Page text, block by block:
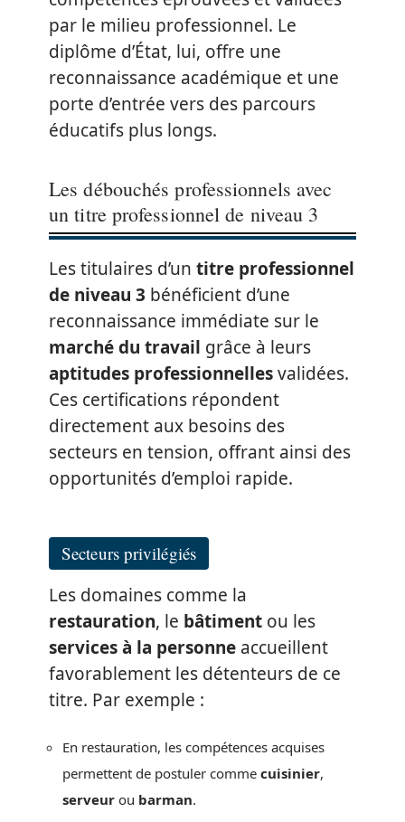
par le milieu professionnel. Le
diplôme d’État, lui, offre une
reconnaissance académique et une
porte d’entrée vers des parcours
éducatifs plus longs.
Les débouchés professionnels avec
un titre professionnel de niveau 3
Les titulaires d’un titre professionnel
de niveau 3 bénéficient d’une
reconnaissance immédiate sur le
marché du travail grâce à leurs
aptitudes professionnellesvalidées.
Ces certifications répondent
directement aux besoins des
secteurs en tension, offrant ainsi des
opportunités d’emploi rapide.
Secteurs privilégiés
Les domaines comme la
restauration, le bâtiment ou les
services à la personne accueillent
favorablement les détenteurs de ce
titre. Par exemple :
En restauration, les compétences acquises
permettent de postuler comme cuisinier,
serveur ou barman.